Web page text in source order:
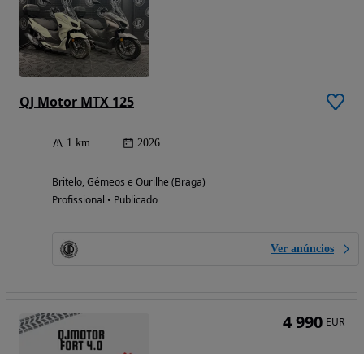
QJ Motor MTX 125
1 km 2026
Britelo, Gémeos e Ourilhe (Braga)
Profissional • Publicado
Ver anúncios
4 990 EUR